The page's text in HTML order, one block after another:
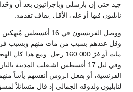
جيد حتى إن بارسلي وباجراتيون بعد أن
نابليون فيها أو على الأقل إيقاف تقدمه.
ووصل الفرنسيون في 16
وقل عددهم بسبب من مات منهم وبسبب
مات أو فرّ 160.000 رجل. ومع
وفي ليل 17 أغسطس اشتعلت المدينة
الفرنسية، أو بفعل الروس أنفسهم يأساً
لنابليون ولذوقه الجمالي إذ قال متسائلاً